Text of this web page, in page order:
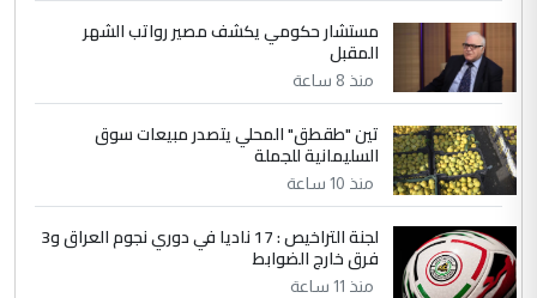
مستشار حكومي يكشف مصير رواتب الشهر
المقبل
منذ 8 ساعة
تين "طقطق" المحلي يتصدر مبيعات سوق
السليمانية للجملة
منذ 10 ساعة
لجنة التراخيص : 17 ناديا في دوري نجوم العراق و3
فرق خارج الضوابط
منذ 11 ساعة